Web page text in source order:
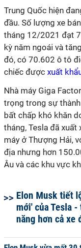
Trung Quốc hiện
đầu. Số lượng xe
tháng 12/2021 đạt
kỳ năm ngoái và
đó, có 70.602 ô tô
chiếc được xuất
Nhà máy Giga
trọng trong sự
bất chấp khó khăn
tháng, Tesla đã
máy ở Thượng Hải,
địa nhưng hơn
Âu và các khu vực
Elon Musk tiết
mới' của Tesla -
năng hơn cả xe